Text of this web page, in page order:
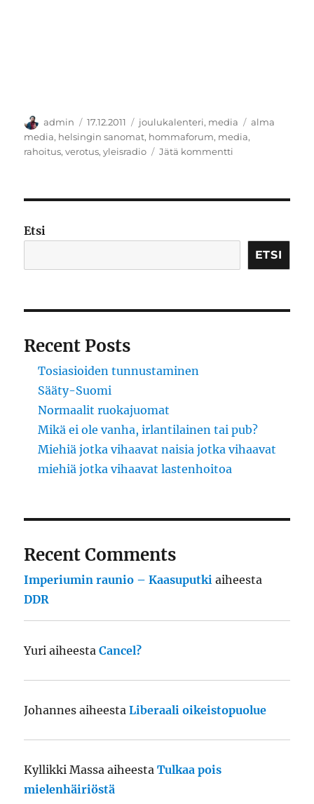
Kirjoittaja
admin Julkaistu
17.12.2011 Kategoriat
joulukalenteri, media Avainsanat
alma
media, helsingin sanomat, hommaforum, media,
rahoitus,verotus,yleisradio Jätä kommentti
Etsi
ETSI
Recent Posts
Tosiasioiden tunnustaminen
Sääty-Suomi
Normaalit ruokajuomat
Mikä ei ole vanha, irlantilainen tai pub?
Miehiä jotka vihaavat naisia jotka vihaavat
miehiä jotka vihaavat lastenhoitoa
Recent Comments
Imperiumin raunio – Kaasuputki aiheesta
DDR
Yuri aiheestaCancel?
Johannes aiheestaLiberaali oikeistopuolue
Kyllikki Massa aiheestaTulkaa pois
mielenhäiriöstä